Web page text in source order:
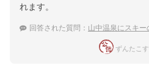
れます。
回答された質問： 山中温泉にスキーの帰りに
ずんたこ